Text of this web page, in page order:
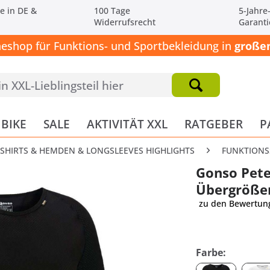
in DE &
100 Tage
Widerrufsrecht
5-
für Funktions- und Sportbekleidung in
BIKE SALE AKTIVITÄT XXL RATGEBER
& HEMDEN & LONGSLEEVES HIGHLIGHTS
Gonso
zu den
Farbe: